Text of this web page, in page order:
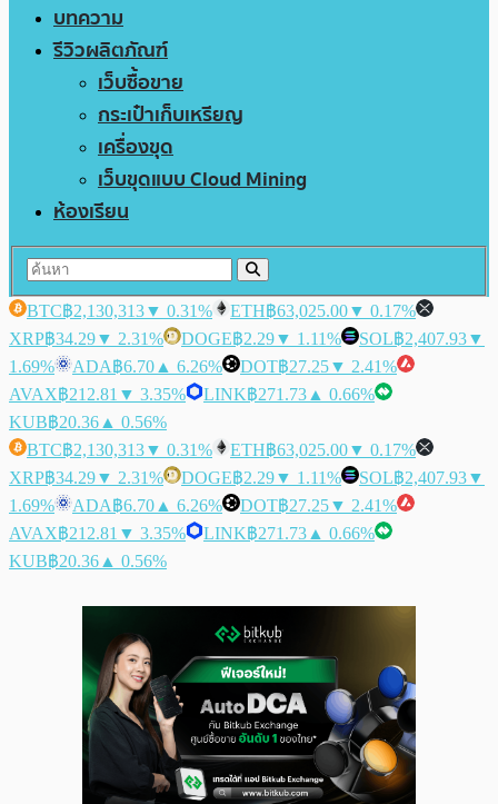
บทความ
รีวิวผลิตภัณฑ์
เว็บซื้อขาย
กระเป๋าเก็บเหรียญ
เครื่องขุด
เว็บขุดแบบ Cloud Mining
ห้องเรียน
BTC฿2,130,313▼ 0.31% ETH฿63,025.00▼ 0.17%
XRP฿34.29▼ 2.31% DOGE฿2.29▼ 1.11% SOL฿2,407.93▼
1.69%
ADA฿6.70 ▲ 6.26% DOT฿27.25▼ 2.41%
AVAX฿212.81 ▼ 3.35% LINK฿271.73 ▲ 0.66%
KUB฿20.36 ▲ 0.56%
BTC฿2,130,313▼ 0.31% ETH฿63,025.00▼ 0.17%
XRP฿34.29▼ 2.31% DOGE฿2.29▼ 1.11% SOL฿2,407.93▼
1.69%
ADA฿6.70 ▲ 6.26% DOT฿27.25▼ 2.41%
AVAX฿212.81 ▼ 3.35% LINK฿271.73 ▲ 0.66%
KUB฿20.36 ▲ 0.56%